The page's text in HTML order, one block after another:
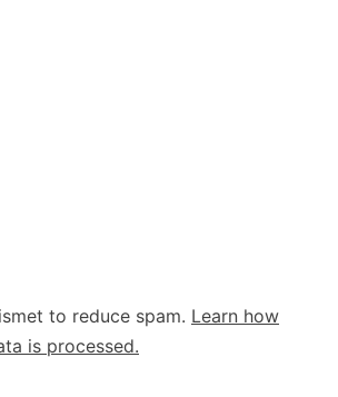
to reduce spam. Learn how
is processed.